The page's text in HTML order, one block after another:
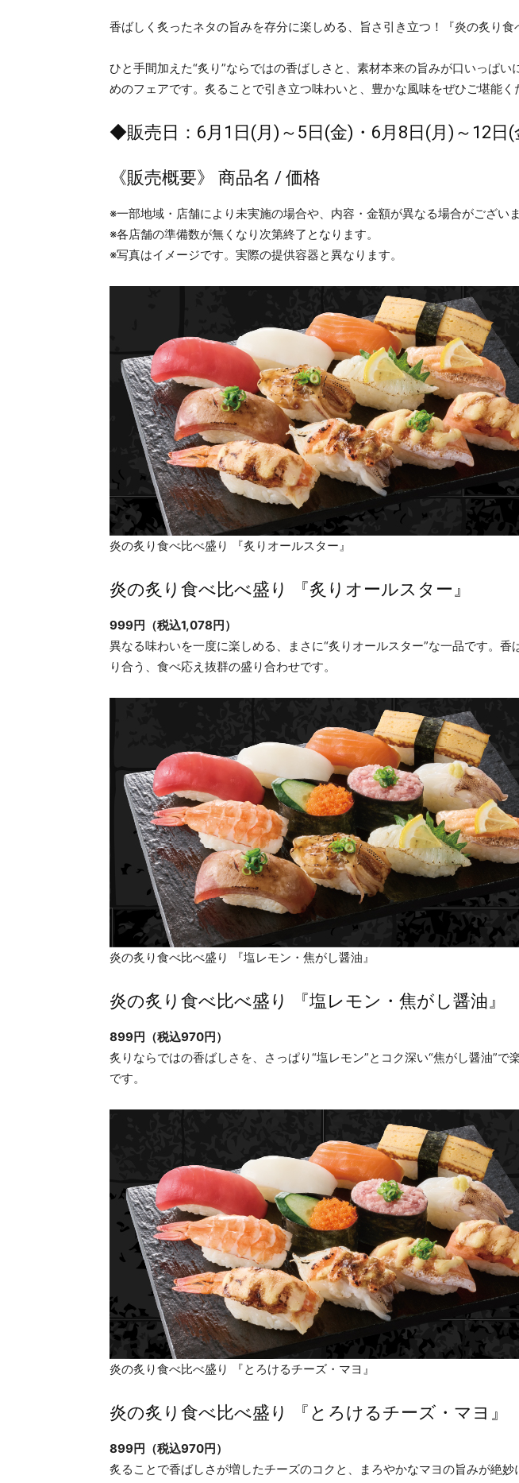
香ばしく炙ったネタの旨みを存分に楽しめる、旨さ引き立つ！『炎の炙り食
ひと手間加えた“炙り”ならではの香ばしさと、素材本来の旨みが口いっぱい
めのフェアです。炙ることで引き立つ味わいと、豊かな風味をぜひご堪能く
◆販売日：6月1日(月)～5日(金)・6月8日(月)～12日(
《販売概要》 商品名 / 価格
※一部地域・店舗により未実施の場合や、内容・金額が異なる場合がございま
※各店舗の準備数が無くなり次第終了となります。
※写真はイメージです。実際の提供容器と異なります。
炎の炙り食べ比べ盛り 『炙りオールスター』
炎の炙り食べ比べ盛り 『炙りオールスター』
999円（税込1,078円）
異なる味わいを一度に楽しめる、まさに“炙りオールスター”な一品です。香
り合う、食べ応え抜群の盛り合わせです。
炎の炙り食べ比べ盛り 『塩レモン・焦がし醤油』
炎の炙り食べ比べ盛り 『塩レモン・焦がし醤油』
899円（税込970円）
炙りならではの香ばしさを、さっぱり“塩レモン”とコク深い“焦がし醤油”で
です。
炎の炙り食べ比べ盛り 『とろけるチーズ・マヨ』
炎の炙り食べ比べ盛り 『とろけるチーズ・マヨ』
899円（税込970円）
炙ることで香ばしさが増したチーズのコクと、まろやかなマヨの旨みが絶妙